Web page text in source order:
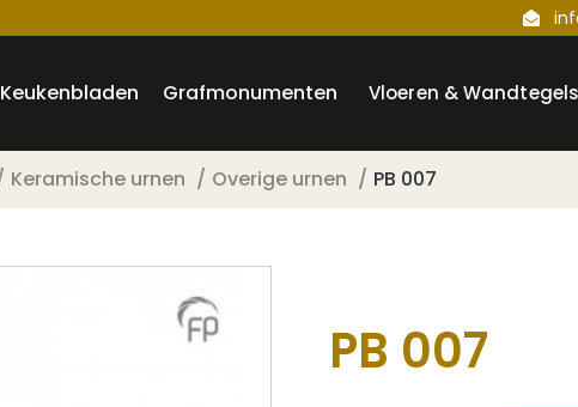
Keukenbladen Grafmonumenten Vloeren & Wandtegels
Keramische urnen Overige urnen PB 007
PB 007